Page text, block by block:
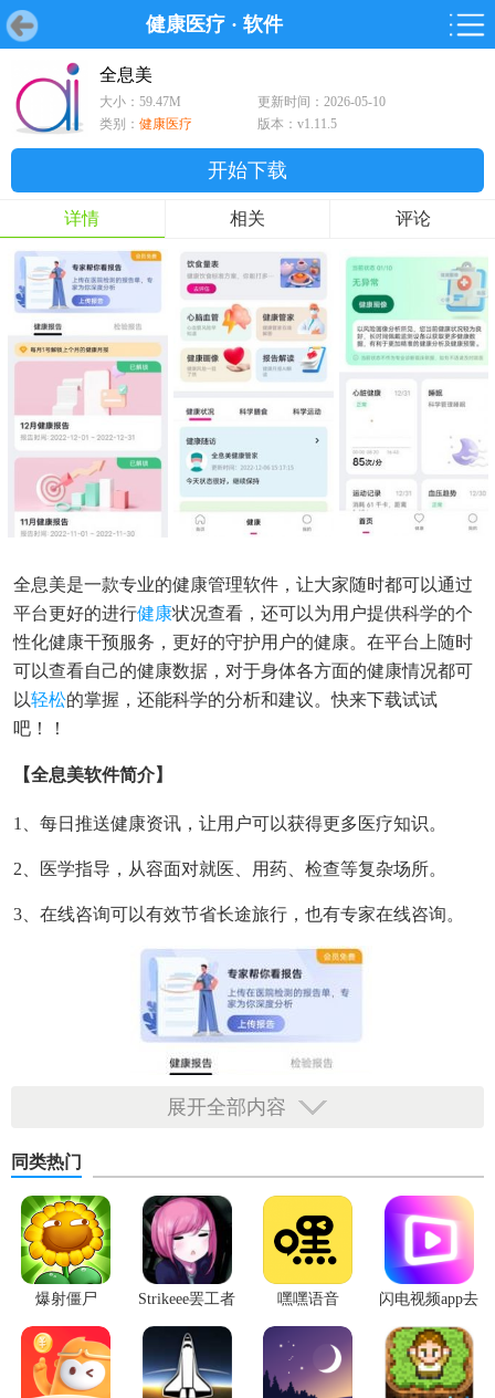
健康医疗 · 软件
游戏
游戏 软件 鸿蒙
游戏 软件
全息美
大小：59.47M
更新时间：2026-05-10
类别： 健康医疗 版本：v1.11.5
开始下载
详情 相关 评论
全息美是一款专业的健康管理软件，让大家随时都可以通过
平台更好的进行健康状况查看，还可以为用户提供科学的个
性化健康干预服务，更好的守护用户的健康。在平台上随时
可以查看自己的健康数据，对于身体各方面的健康情况都可
以轻松的掌握，还能科学的分析和建议。快来下载试试
吧！！
【全息美软件简介】
1、每日推送健康资讯，让用户可以获得更多医疗知识。
2、医学指导，从容面对就医、用药、检查等复杂场所。
3、在线咨询可以有效节省长途旅行，也有专家在线咨询。
展开全部内容
同类热门
爆射僵尸 Strikeee罢工者 嘿嘿语音
闪电视频app去
广告版